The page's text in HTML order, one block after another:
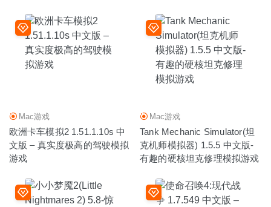
Mac游戏
欧洲卡车模拟2 1.51.1.10s 中
文版 – 真实度极高的驾驶模拟
游戏
Mac游戏
Tank Mechanic Simulator(坦
克机师模拟器) 1.5.5 中文版-
有趣的硬核坦克修理模拟游戏